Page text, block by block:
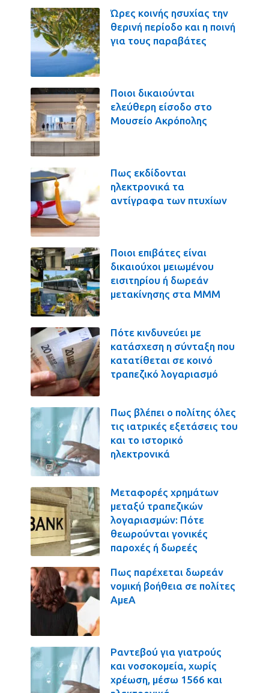
Ώρες κοινής ησυχίας την
θερινή περίοδο και η ποινή
για τους παραβάτες
Ποιοι δικαιούνται
ελεύθερη είσοδο στο
Μουσείο Ακρόπολης
Πως εκδίδονται
ηλεκτρονικά τα
αντίγραφα των πτυχίων
Ποιοι επιβάτες είναι
δικαιούχοι μειωμένου
εισιτηρίου ή δωρεάν
μετακίνησης στα ΜΜΜ
Πότε κινδυνεύει με
κατάσχεση η σύνταξη που
κατατίθεται σε κοινό
τραπεζικό λογαριασμό
Πως βλέπει ο πολίτης όλες
τις ιατρικές εξετάσεις του
και το ιστορικό
ηλεκτρονικά
Μεταφορές χρημάτων
μεταξύ τραπεζικών
λογαριασμών: Πότε
θεωρούνται γονικές
παροχές ή δωρεές
Πως παρέχεται δωρεάν
νομική βοήθεια σε πολίτες
ΑμεΑ
Ραντεβού για γιατρούς
και νοσοκομεία, χωρίς
χρέωση, μέσω 1566 και